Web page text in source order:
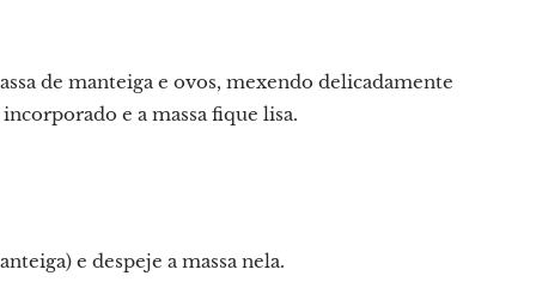
de manteiga e ovos, mexendo delicadamente
e a massa fique lisa.
e despeje a massa nela.